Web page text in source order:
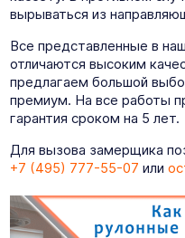
вырываться из
Все представленные в
отличаются высоким
предлагаем большой
премиум. На все работы
гарантия сроком на 5 лет.
Для вызова замерщика
+7 (495) 777-55-07 или